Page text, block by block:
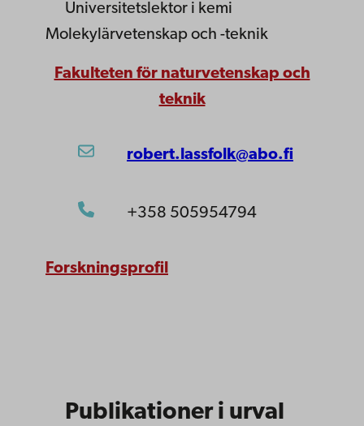
Universitetslektor i kemi
Molekylärvetenskap och -teknik
Fakulteten för naturvetenskap och
teknik
robert.lassfolk@abo.fi
+358 505954794
Forskningsprofil
Publikationer i urval